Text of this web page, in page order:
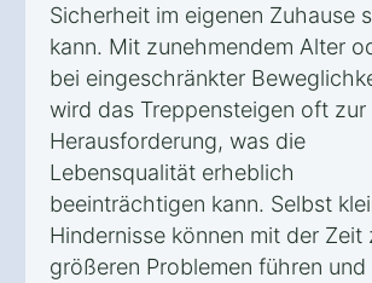
Sicherheit im eigenen Zuhause
kann. Mit zunehmendem Alter
bei eingeschränkter
wird das Treppensteigen oft zur
Herausforderung, was die
Lebensqualität erheblich
beeinträchtigen kann. Selbst
Hindernisse können mit der Zeit
größeren Problemen führen und